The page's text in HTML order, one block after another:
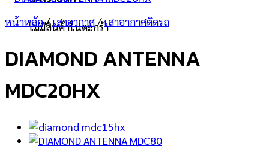
ไม่มีสินค้าในตะกร้า
หน้าหลัก/ เสาอากาศ/เสาอากาศติดรถ
DIAMOND ANTENNA
MDC20HX